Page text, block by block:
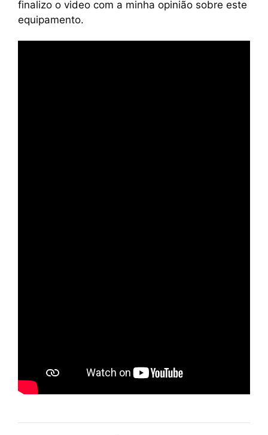
finalizo o video com a minha opinião sobre este
equipamento.